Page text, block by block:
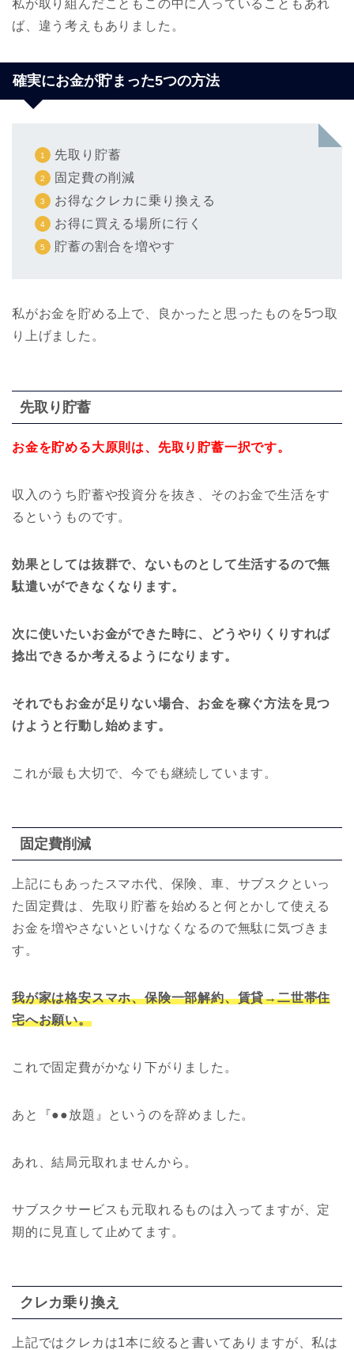
私が取り組んだこともこの中に入っていることもあれ
ば、違う考えもありました。
確実にお金が貯まった5つの方法
先取り貯蓄
固定費の削減
お得なクレカに乗り換える
お得に買える場所に行く
貯蓄の割合を増やす
私がお金を貯める上で、良かったと思ったものを5つ取
り上げました。
先取り貯蓄
お金を貯める大原則は、先取り貯蓄一択です。
収入のうち貯蓄や投資分を抜き、そのお金で生活をす
るというものです。
効果としては抜群で、ないものとして生活するので無
駄遣いができなくなります。
次に使いたいお金ができた時に、どうやりくりすれば
捻出できるか考えるようになります。
それでもお金が足りない場合、お金を稼ぐ方法を見つ
けようと行動し始めます。
これが最も大切で、今でも継続しています。
固定費削減
上記にもあったスマホ代、保険、車、サブスクといっ
た固定費は、先取り貯蓄を始めると何とかして使える
お金を増やさないといけなくなるので無駄に気づきま
す。
我が家は格安スマホ、保険一部解約、賃貸→二世帯住
宅へお願い。
これで固定費がかなり下がりました。
あと『●●放題』というのを辞めました。
あれ、結局元取れませんから。
サブスクサービスも元取れるものは入ってますが、定
期的に見直して止めてます。
クレカ乗り換え
上記ではクレカは1本に絞ると書いてありますが、私は